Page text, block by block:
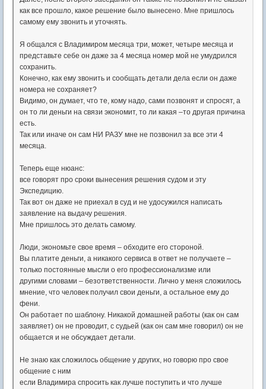
как все прошло, какое решение было вынесено. Мне пришлось
самому ему звонить и уточнять.
Я общался с Владимиром месяца три, может, четыре месяца и
представьте себе он даже за 4 месяца номер мой не умудрился
сохранить.
Конечно, как ему звонить и сообщать детали дела если он даже
номера не сохраняет?
Видимо, он думает, что те, кому надо, сами позвонят и спросят, а
он то ли деньги на связи экономит, то ли какая –то другая причина
есть.
Так или иначе он сам НИ РАЗУ мне не позвонил за все эти 4
месяца.
Теперь еще нюанс:
все говорят про сроки вынесения решения судом и эту
Экспедицию.
Так вот он даже не приехал в суд и не удосужился написать
заявление на выдачу решения.
Мне пришлось это делать самому.
Люди, экономьте свое время – обходите его стороной.
Вы платите деньги, а никакого сервиса в ответ не получаете –
только постоянные мысли о его профессионализме или
другими словами – безответственности. Лично у меня сложилось
мнение, что человек получил свои деньги, а остальное ему до
фени.
Он работает по шаблону. Никакой домашней работы (как он сам
заявляет) он не проводит, с судьей (как он сам мне говорил) он не
общается и не обсуждает детали.
Не знаю как сложилось общение у других, но говорю про свое
общение с ним
если Владимира спросить как лучше поступить и что лучше